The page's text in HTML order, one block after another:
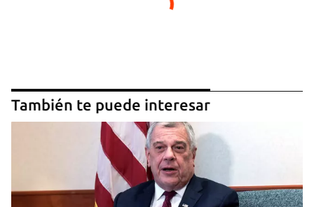
También te puede interesar